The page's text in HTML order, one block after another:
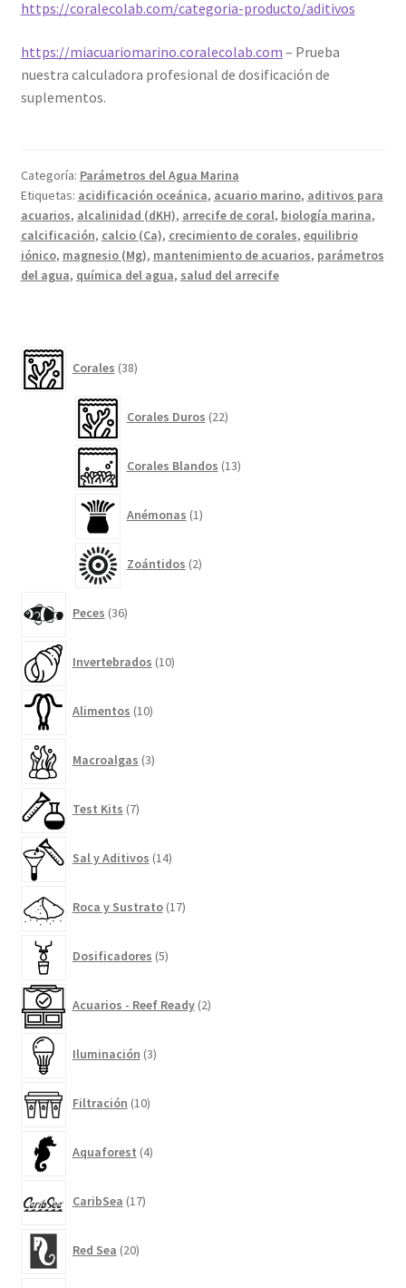
https://coralecolab.com/categoria-producto/aditivos
https://miacuariomarino.coralecolab.com – Prueba
nuestra calculadora profesional de dosificación de
suplementos.
Categoría: Parámetros del Agua Marina
Etiquetas: acidificación oceánica, acuario marino, aditivos para
acuarios, alcalinidad (dKH), arrecife de coral, biología marina,
calcificación, calcio (Ca), crecimiento de corales, equilibrio
iónico, magnesio (Mg), mantenimiento de acuarios, parámetros
del agua, química del agua, salud del arrecife
Corales 38productos
Corales Duros 22productos
Corales Blandos 13productos
Anémonas 1producto
Zoántidos 2productos
Peces 36productos
Invertebrados 10productos
Alimentos 10productos
Macroalgas 3productos
Test Kits 7productos
Sal y Aditivos 14productos
Roca y Sustrato 17productos
Dosificadores 5productos
Acuarios - Reef Ready 2productos
Iluminación 3productos
Filtración 10productos
Aquaforest 4productos
CaribSea 17productos
Red Sea 20productos